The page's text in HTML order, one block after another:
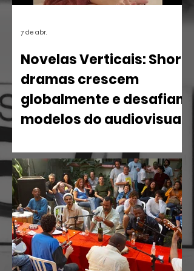
Novelas Verticais: Short
dramas crescem
globalmente e desafiam
modelos do audiovisual
em 2026 confirma uma tendência
irreversível: o espectador busca
narrativas ágeis, dramáticas e
estritamente verticais.
7 de abr.